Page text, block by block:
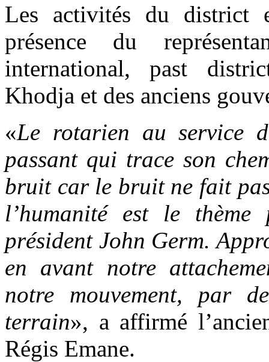
Les activités du district
présence du
international, past
Khodja et des anciens
«Le rotarien au service
passant qui trace son
bruit car le bruit ne fait
l’humanité est le
président John Germ.
en avant notre
notre mouvement, par
terrain», a affirmé
Régis Emane.